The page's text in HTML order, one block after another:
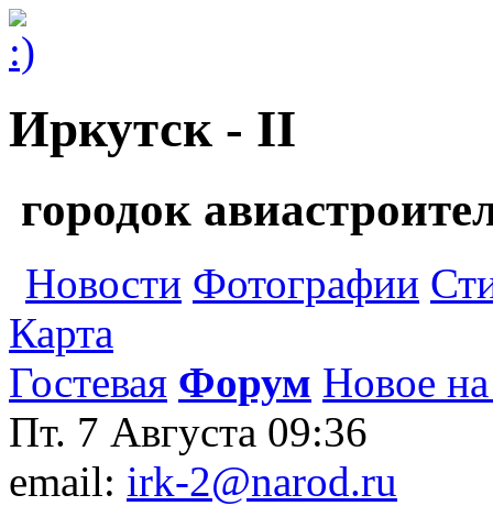
Иркутск - II
городок
Новости Фотографии
Карта
Гостевая Форум Новое на
Пт. 7 Августа 09:36
email: irk-2@narod.ru